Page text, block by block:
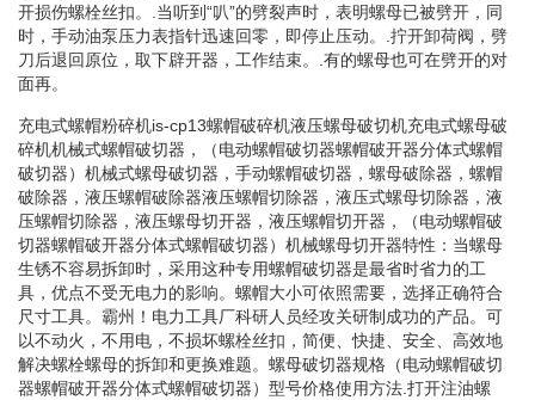
开损伤螺栓丝扣。.当听到“叭”的劈裂声时，表明螺母已被劈开，同
时，手动油泵压力表指针迅速回零，即停止压动。.拧开卸荷阀，劈
刀后退回原位，取下辟开器，工作结束。.有的螺母也可在劈开的对
面再。
充电式螺帽粉碎机is-cp13螺帽破碎机液压螺母破切机充电式螺母破
碎机机械式螺帽破切器，（电动螺帽破切器螺帽破开器分体式螺帽
破切器）机械式螺母破切器，手动螺帽破切器，螺母破除器，螺帽
破除器，液压螺帽破除器液压螺帽切除器，液压式螺母切除器，液
压螺帽切除器，液压螺母切开器，液压螺帽切开器，（电动螺帽破
切器螺帽破开器分体式螺帽破切器）机械螺母切开器特性：当螺母
生锈不容易拆卸时，采用这种专用螺帽破切器是最省时省力的工
具，优点不受无电力的影响。螺帽大小可依照需要，选择正确符合
尺寸工具。霸州！电力工具厂科研人员经攻关研制成功的产品。可
以不动火，不用电，不损坏螺栓丝扣，简便、快捷、安全、高效地
解决螺栓螺母的拆卸和更换难题。螺母破切器规格（电动螺帽破切
器螺帽破开器分体式螺帽破切器）型号价格使用方法.打开注油螺